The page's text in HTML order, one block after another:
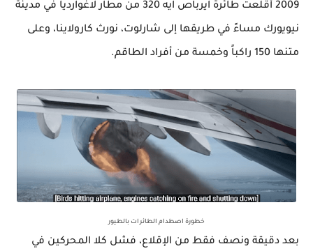
2009 أقلعت طائرة ايرباص ايه 320 من مطار لاغوارديا في مدينة
نيويورك مساءً في طريقها إلى شارلوت، نورث كارولاينا، وعلى
متنها 150 راكباً وخمسة من أفراد الطاقم.
خطورة اصطدام الطائرات بالطيور
بعد دقيقة ونصف فقط من الإقلاع، فشل كلا المحركين في